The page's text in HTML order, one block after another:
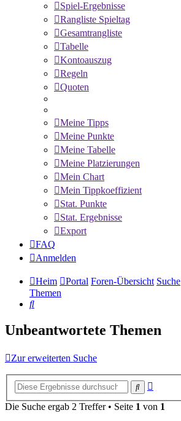
Spiel-Ergebnisse
Rangliste Spieltag
Gesamtrangliste
Tabelle
Kontoauszug
Regeln
Quoten
Meine Tipps
Meine Punkte
Meine Tabelle
Meine Platzierungen
Mein Chart
Mein Tippkoeffizient
Stat. Punkte
Stat. Ergebnisse
Export
FAQ
Anmelden
Heim Portal Foren-Übersicht Suche
Themen
Suche
Unbeantwortete Themen
Zur erweiterten Suche
Suche
Die Suche ergab 2 Treffer • Seite 1 von 1